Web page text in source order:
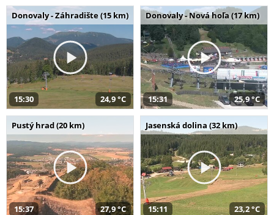
Donovaly - Záhradište (15 km)
15:30 24,9 °C
Donovaly - Nová hoľa (17 km)
15:31 25,9 °C
Pustý hrad (20 km)
15:37 27,9 °C
Jasenská dolina (32 km)
15:11 23,2 °C